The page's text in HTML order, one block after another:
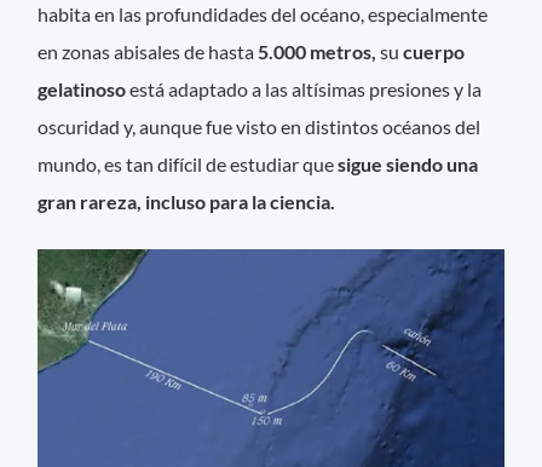
habita en las profundidades del océano, especialmente
en zonas abisales de hasta5.000 metros, sucuerpo
gelatinosoestá adaptado a las altísimas presiones y la
oscuridad y, aunque fue visto en distintos océanos del
mundo, es tan difícil de estudiar quesigue siendo una
gran rareza, incluso para la ciencia.